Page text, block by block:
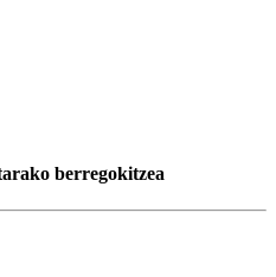
berregokitzea